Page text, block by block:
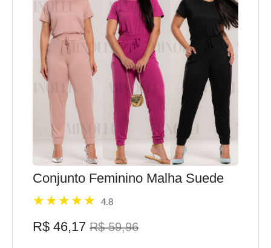
Conjunto Feminino Malha Suede
4.8
R$ 46,17 R$ 59,96